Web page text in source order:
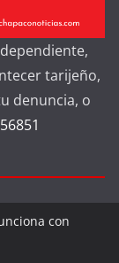
tarijeño,
denuncia, o
con